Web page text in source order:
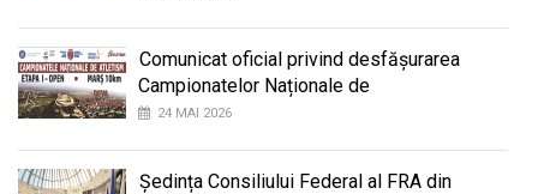
Comunicat oficial privind desfășurarea
Campionatelor Naționale de
24 MAI 2026
Ședința Consiliului Federal al FRA din